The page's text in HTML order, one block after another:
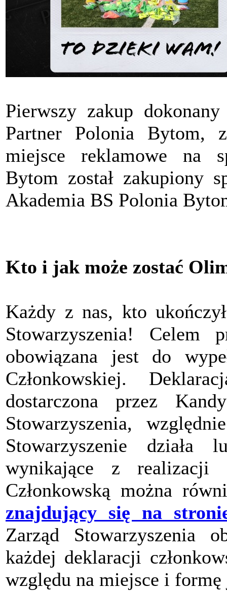
Pierwszy zakup
Partner Polonia Bytom,
miejsce reklamowe na
Bytom został zakupiony
Akademia BS Polonia
Kto i jak może zostać
Każdy z nas, kto
Stowarzyszenia! Celem
obowiązana jest do
Członkowskiej.
dostarczona przez
Stowarzyszenia,
Stowarzyszenie działa
wynikające z realizacji
Członkowską można
znajdujący się na
Zarząd Stowarzyszenia
każdej deklaracji
względu na miejsce i